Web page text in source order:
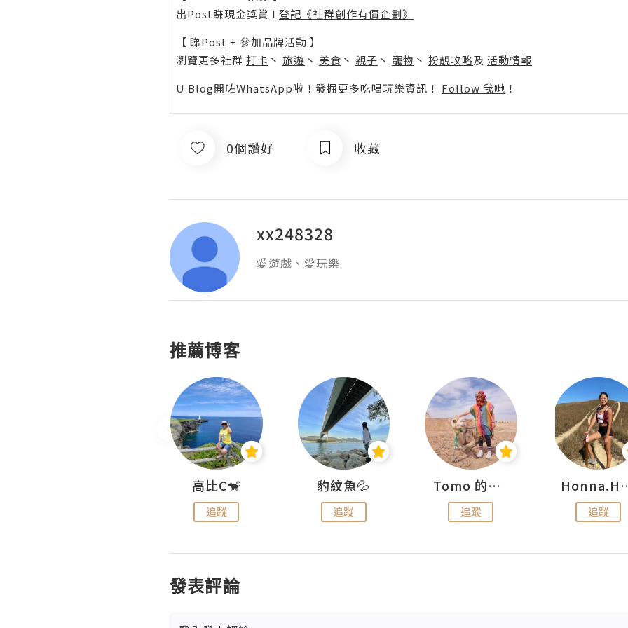
出Post賺現金獎賞 l 登記《社群創作有價企劃》
【 睇Post + 參加品牌活動 】
瀏覽更多社群 打卡 丶 旅遊 丶 美食 丶 親子 丶 寵物 丶 扮靚攻略及 活動情報
U Blog開咗WhatsApp啦！發掘更多吃喝玩樂資訊！ Follow 我哋 ！
0個讚好 收藏
xx248328
愛遊戲、愛玩樂
推薦博客
高比C🐒
追蹤
豹紋魚💦
追蹤
Tomo 的快樂宇宙
追蹤 追蹤
發表評論